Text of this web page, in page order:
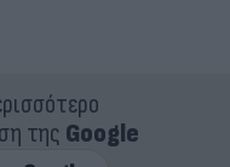
της Google